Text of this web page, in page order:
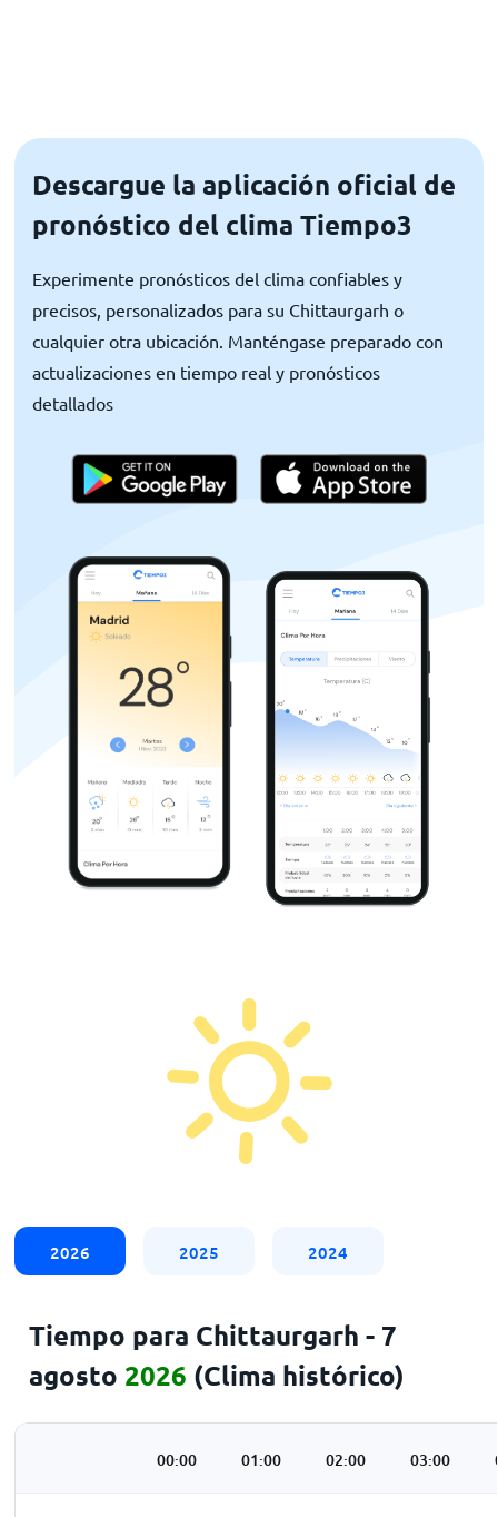
Descargue la aplicación oficial de
pronóstico del clima Tiempo3
Experimente pronósticos del clima confiables y
precisos, personalizados para su Chittaurgarh o
cualquier otra ubicación. Manténgase preparado con
actualizaciones en tiempo real y pronósticos
detallados
2026 2025 2024
Tiempo para Chittaurgarh - 7
agosto 2026 (Clima histórico)
00:00 01:00 02:00 03:00